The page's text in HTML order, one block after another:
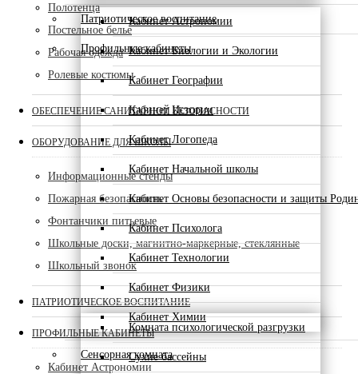
Патриотическое воспитание
Профильные кабинеты
Кабинет Астрономии
Кабинет Биологии и Экологии
Кабинет Географии
Кабинет Истории
Кабинет Логопеда
Кабинет Начальной школы
Кабинет Основы безопасности и защиты
Кабинет Психолога
Кабинет Технологии
Кабинет Физики
Кабинет Химии
Сенсорная комната
Комната психологической разгрузки
Сухие бассейны
Полотенца
Постельное белье
Рабочая одежда
Ролевые костюмы
ОБЕСПЕЧЕНИЕ САНИТАРНОЙ БЕЗОПАСНОСТИ
ОБОРУДОВАНИЕ ДЛЯ ШКОЛЫ
Информационные стенды
Пожарная безопасность
Фонтанчики питьевые
Школьные доски, магнитно-маркерные, стеклянные
Школьный звонок
ПАТРИОТИЧЕСКОЕ ВОСПИТАНИЕ
ПРОФИЛЬНЫЕ КАБИНЕТЫ
Кабинет Астрономии